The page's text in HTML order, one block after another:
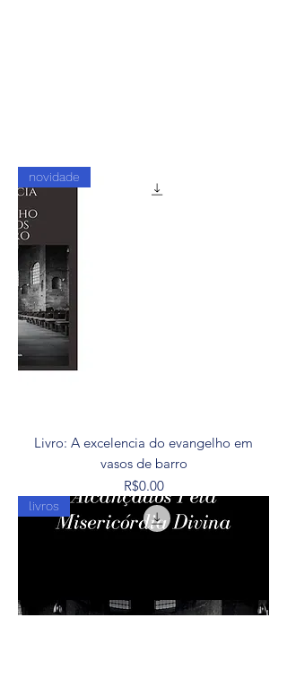
novidade
Livro: A excelencia do evangelho em
vasos de barro
Price
R$0.00
livros